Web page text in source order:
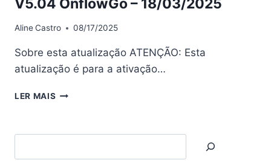
V5.04 OnflowGo – 18/03/2025
AlineCastro 08/17/2025
Sobre esta atualização ATENÇÃO: Esta
atualização é para a ativação…
LER MAIS CINEBOX
ONFLOWGO